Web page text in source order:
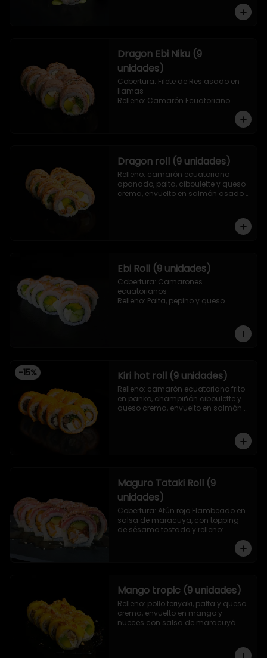
Dragon Ebi Niku (9
unidades)
Cobertura: Filete de Res asado en
llamas
Relleno: Camarón Ecuatoriano
Dragon roll (9 unidades)
Relleno: camarón ecuatoriano
apanado, palta, ciboulette y queso
crema, envuelto en salmón asado
Ebi Roll (9 unidades)
Cobertura: Camarones
ecuatorianos
Relleno: Palta, pepino y queso
-15% Kiri hot roll (9 unidades)
Relleno: camarón ecuatoriano frito
en panko, champiñón ciboulette y
queso crema, envuelto en salmón
Maguro Tataki Roll (9
unidades)
Cobertura: Atún rojo Flambeado en
salsa de maracuya, con topping
de sésamo tostado y relleno:
Camarón ecuatoriano apanado,
Mango tropic (9 unidades)
Relleno: pollo teriyaki, palta y queso
crema, envuelto en mango y
nueces con salsa de maracuyá.